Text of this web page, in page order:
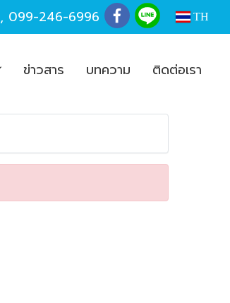
, 099-246-6996 TH
ข่าวสาร บทความ ติดต่อเรา